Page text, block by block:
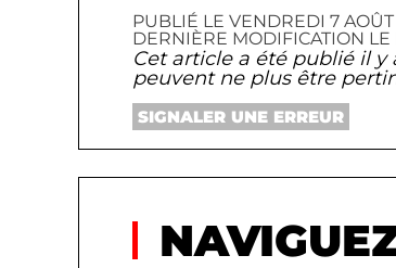
PUBLIÉ LE VENDREDI 7
DERNIÈRE MODIFICATION
Cet article a été publié il y
peuvent ne plus être
SIGNALER UNE ERREUR